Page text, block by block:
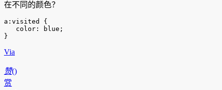
在不同的颜色？
a:visited {
   color: blue;
}
Via
赞()
赏